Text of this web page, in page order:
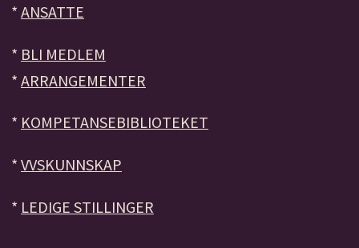
* ANSATTE
* BLI MEDLEM
* ARRANGEMENTER
* KOMPETANSEBIBLIOTEKET
* VVSKUNNSKAP
* LEDIGE STILLINGER